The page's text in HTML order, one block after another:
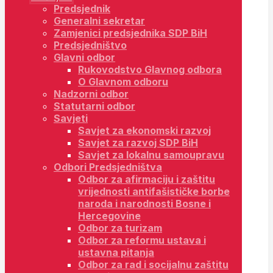
Predsjednik
Generalni sekretar
Zamjenici predsjednika SDP BiH
Predsjedništvo
Glavni odbor
Rukovodstvo Glavnog odbora
O Glavnom odboru
Nadzorni odbor
Statutarni odbor
Savjeti
Savjet za ekonomski razvoj
Savjet za razvoj SDP BiH
Savjet za lokalnu samoupravu
Odbori Predsjedništva
Odbor za afirmaciju i zaštitu
vrijednosti antifašističke borbe
naroda i narodnosti Bosne i
Hercegovine
Odbor za turizam
Odbor za reformu ustava i
ustavna pitanja
Odbor za rad i socijalnu zaštitu